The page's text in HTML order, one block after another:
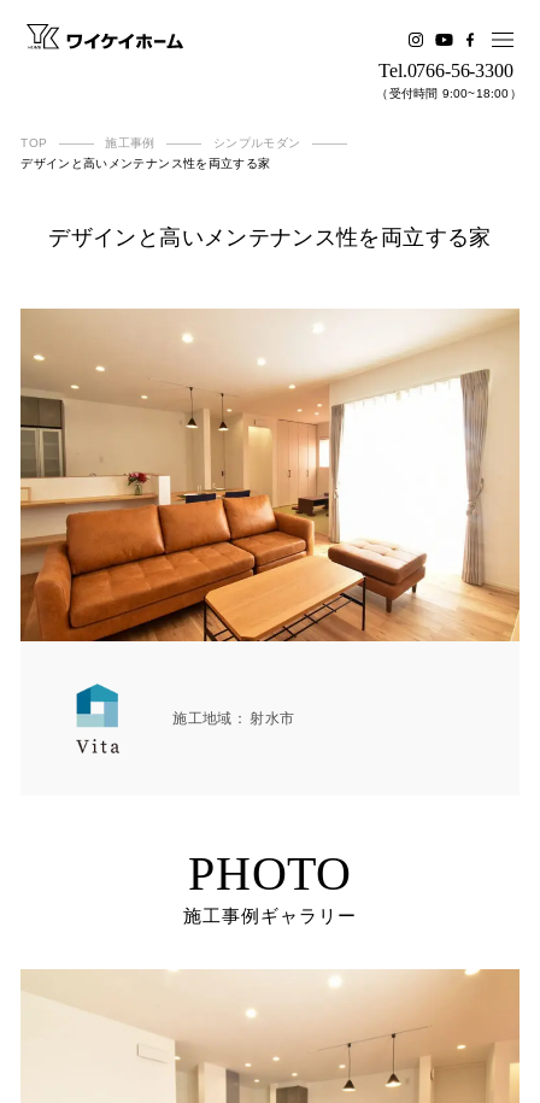
Tel.0766-56-3300
（受付時間 9:00~18:00）
TOP 施工事例
シンプルモダン
デザインと高いメンテナンス性を両立する家
デザインと​高い​メンテナンス性を​両立する​家
施工地域 射水市
PHOTO
施工事例ギャラリー